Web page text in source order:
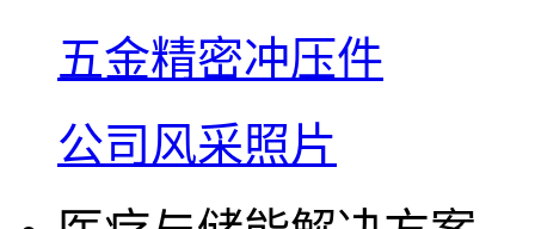
五金精密冲压件
公司风采照片